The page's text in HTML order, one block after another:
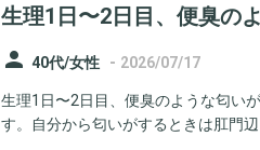
生理1日〜2日目、便臭の
person 40代/女性 - 2026/07/17
生理1日〜2日目、便臭のような匂い
す。自分から匂いがするときは肛門辺